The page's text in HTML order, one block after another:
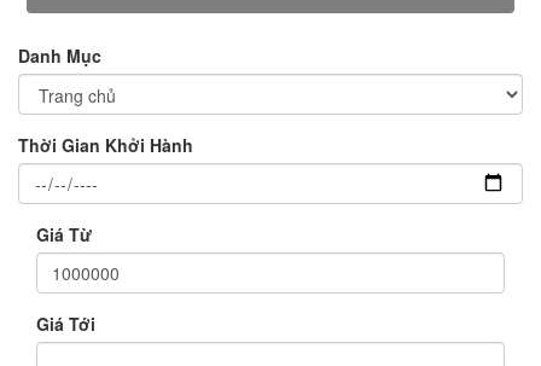
Danh Mục
Thời Gian Khởi Hành
Giá Từ
Giá Tới